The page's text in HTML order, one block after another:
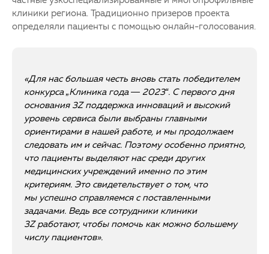
клиники региона. Традиционно призеров проекта
определяли пациенты с помощью онлайн-голосования.
«Для нас большая честь вновь стать победителем
конкурса „Клиника года — 2023“. С первого дня
основания 3Z поддержка инноваций и высокий
уровень сервиса были выбраны главными
ориентирами в нашей работе, и мы продолжаем
следовать им и сейчас. Поэтому особенно приятно,
что пациенты выделяют нас среди других
медицинских учреждений именно по этим
критериям. Это свидетельствует о том, что
мы успешно справляемся с поставленными
задачами. Ведь все сотрудники клиники
3Z работают, чтобы помочь как можно большему
числу пациентов».